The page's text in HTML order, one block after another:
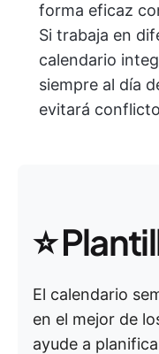
forma eficaz
Si trabaja en
calendario
siempre al día
evitará
⭐
El calendario
en el mejor de
ayude a